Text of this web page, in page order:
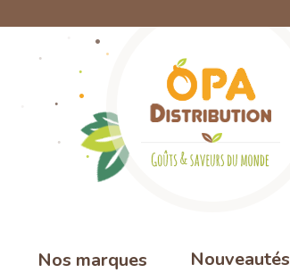
Nos marques Nouveautés